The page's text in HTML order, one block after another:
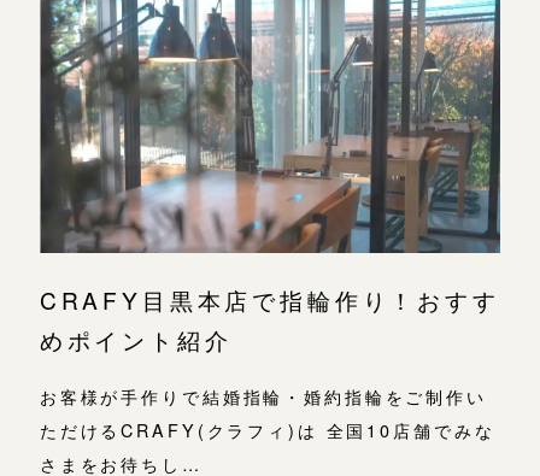
CRAFY目黒本店で指輪作り！おすす
めポイント紹介
お客様が手作りで結婚指輪・婚約指輪をご制作い
ただけるCRAFY(クラフィ)は 全国10店舗でみな
さまをお待ちし…